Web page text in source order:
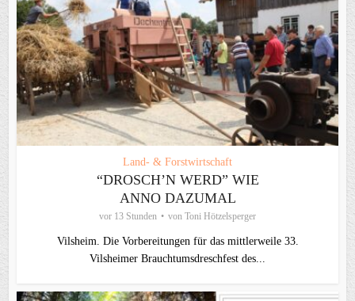
Land- & Forstwirtschaft
“DROSCH’N WERD” WIE
ANNO DAZUMAL
vor 13 Stunden von Toni Hötzelsperger
Vilsheim. Die Vorbereitungen für das mittlerweile 33.
Vilsheimer Brauchtumsdreschfest des...